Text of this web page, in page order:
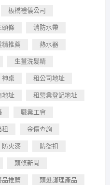
板橋禮儀公司
頭條 消防水帶
精推薦 熱水器
生薑洗髮精
神桌 租公司地址
地址 租營業登記地址
職業工會
租 金價查詢
防火漆 防盜扣
頭條新聞
品推薦 頭髮護理產品